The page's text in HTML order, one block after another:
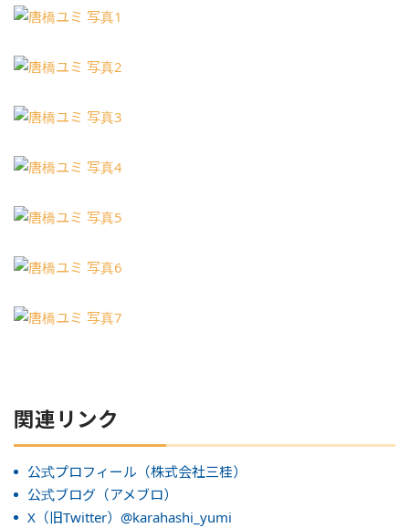
関連リンク
公式プロフィール（株式会社三桂）
公式ブログ（アメブロ）
X（旧Twitter）@karahashi_yumi